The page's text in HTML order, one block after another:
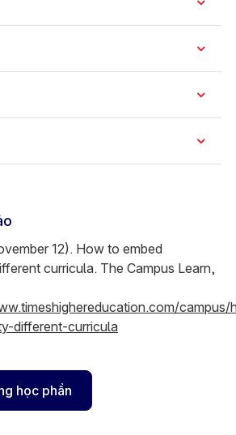
12). How to embed
curricula. The Campus Learn,
campus/
different-curricula
học phần